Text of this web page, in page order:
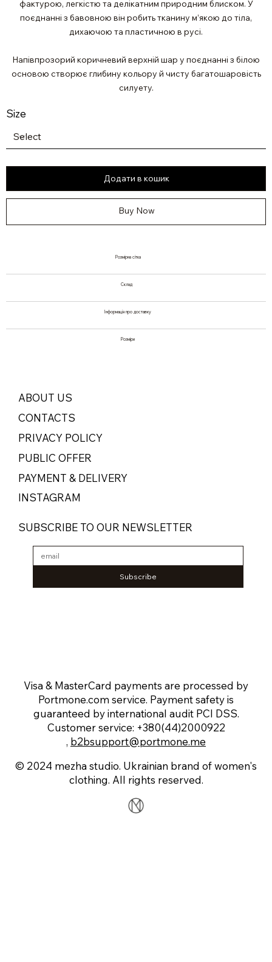
фактурою, легкістю та делікатним природним блиском. У
поєднанні з бавовною він робить тканину м’якою до тіла,
дихаючою та пластичною в русі.
Напівпрозорий коричневий верхній шар у поєднанні з білою
основою створює глибину кольору й чисту багатошаровість
силуету.
Size
Додати в кошик
Buy Now
Розмірна сітка
Склад
Інформація про доставку
Розміри
ABOUT US
CONTACTS
PRIVACY POLICY
PAYMENT & DELIVERY
PUBLIC OFFER
SUBSCRIBE TO OUR NEWSLETTER
INSTAGRAM
Subscribe
Visa & MasterCard payments are processed by
Portmone.com service. Payment safety is
guaranteed by international audit PCI DSS.
Customer service: +380(44)2000922
, b2bsupport@portmone.me
© 2024 mezha studio. Ukrainian brand of women's
clothing. All rights reserved.